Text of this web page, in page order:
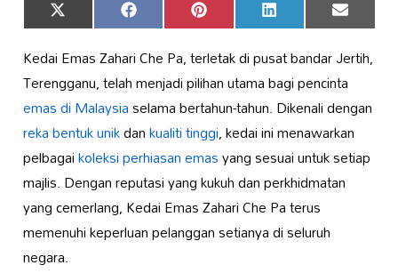
Share
on
X
(Twitter)
Share
on
Facebook Share
on
Pinterest Share
on
LinkedIn Share
on
Email
Kedai Emas Zahari Che Pa, terletak di pusat bandar Jertih,
Terengganu, telah menjadi pilihan utama bagi pencinta
emas di Malaysiaselama bertahun-tahun. Dikenali dengan
reka bentuk unikdankualiti tinggi, kedai ini menawarkan
pelbagaikoleksi perhiasan emasyang sesuai untuk setiap
majlis. Dengan reputasi yang kukuh dan perkhidmatan
yang cemerlang, Kedai Emas Zahari Che Pa terus
memenuhi keperluan pelanggan setianya di seluruh
negara.